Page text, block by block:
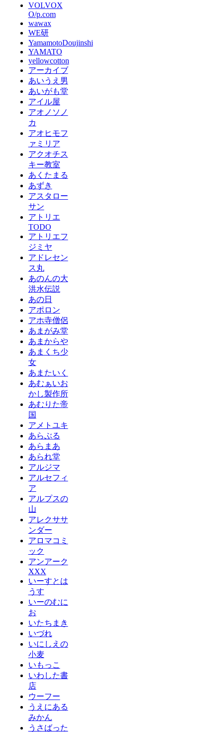
VOLVOX
O/p.com
wawax
WE研
YamamotoDoujinshi
YAMATO
yellowcotton
アーカイブ
あいうえ男
あいがも堂
アイル屋
アオノソノ
カ
アオヒモフ
ァミリア
アクオチス
キー教室
あくたまる
あずき
アスタロー
サン
アトリエ
TODO
アトリエフ
ジミヤ
アドレセン
ス丸
あのんの大
洪水伝説
あの日
アポロン
アホ寺僧侶
あまがみ堂
あまからや
あまくち少
女
あまたいく
あむぁいお
かし製作所
あむりた帝
国
アメトユキ
あらぶる
あらまあ
あられ堂
アルジマ
アルセフィ
ア
アルプスの
山
アレクササ
ンダー
アロマコミ
ック
アンアーク
XXX
いーすとは
うす
いーのむに
お
いたちまき
いづれ
いにしえの
小麦
いもっこ
いわした書
店
ウーフー
うえにある
みかん
うさばった